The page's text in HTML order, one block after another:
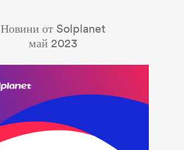
Новини от Solplanet
май 2023